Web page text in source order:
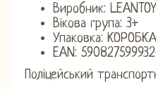
Виробник:
Вікова група: 3+
Упаковка: КОРОБКА
EAN:
Поліцейський